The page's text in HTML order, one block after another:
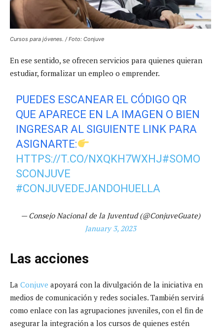
Cursos para jóvenes. / Foto: Conjuve
En ese sentido, se ofrecen servicios para quienes quieran
estudiar, formalizar un empleo o emprender.
PUEDES ESCANEAR EL CÓDIGO QR
QUE APARECE EN LA IMAGEN O BIEN
INGRESAR AL SIGUIENTE LINK PARA
ASIGNARTE:
HTTPS://T.CO/NXQKH7WXHJ#SOMO
SCONJUVE
#CONJUVEDEJANDOHUELLA
— Consejo Nacional de la Juventud (@ConjuveGuate)
January 3, 2023
Las acciones
La Conjuve apoyará con la divulgación de la iniciativa en
medios de comunicación y redes sociales. También servirá
como enlace con las agrupaciones juveniles, con el fin de
asegurar la integración a los cursos de quienes estén